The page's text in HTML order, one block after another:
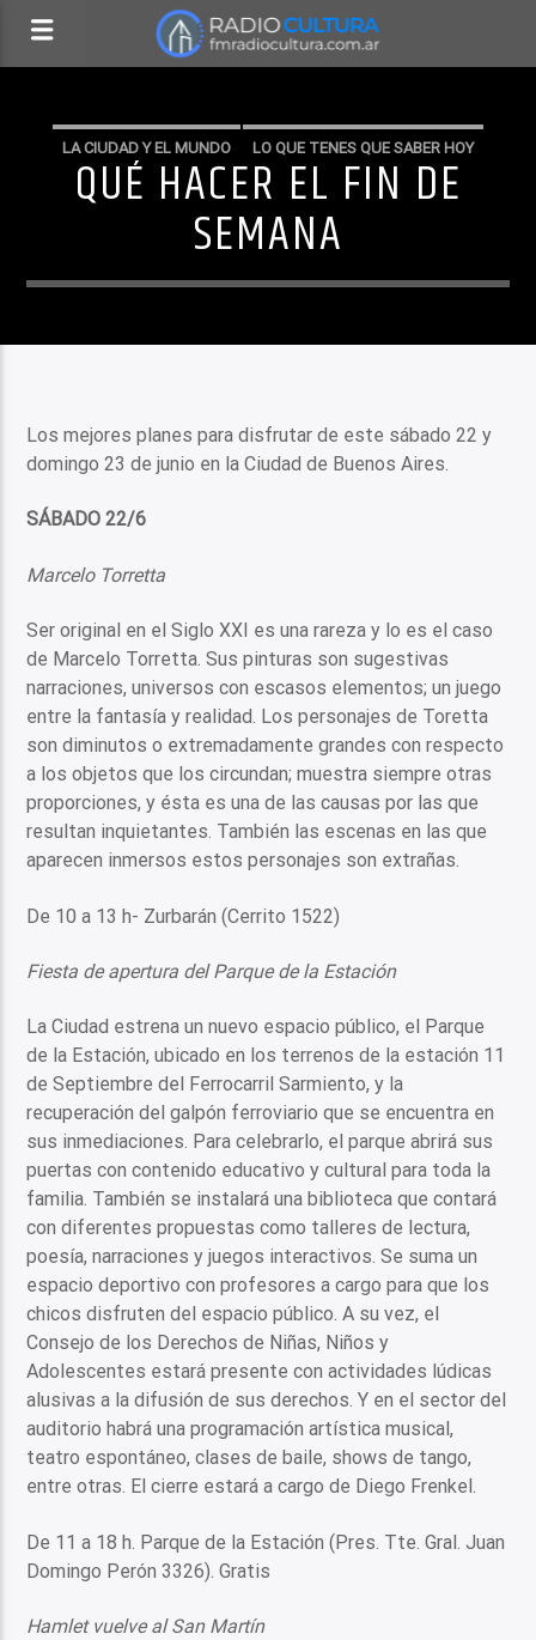
LA CIUDAD Y EL MUNDO LO QUE TENES QUE SABER HOY
QUÉ HACER EL FIN DE
SEMANA
Los mejores planes para disfrutar de este sábado 22 y
domingo 23 de junio en la Ciudad de Buenos Aires.
SÁBADO 22/6
Marcelo Torretta
Ser original en el Siglo XXI es una rareza y lo es el caso
de Marcelo Torretta. Sus pinturas son sugestivas
narraciones, universos con escasos elementos; un juego
entre la fantasía y realidad. Los personajes de Toretta
son diminutos o extremadamente grandes con respecto
a los objetos que los circundan; muestra siempre otras
proporciones, y ésta es una de las causas por las que
resultan inquietantes. También las escenas en las que
aparecen inmersos estos personajes son extrañas.
De 10 a 13 h- Zurbarán (Cerrito 1522)
Fiesta de apertura del Parque de la Estación
La Ciudad estrena un nuevo espacio público, el Parque
de la Estación, ubicado en los terrenos de la estación 11
de Septiembre del Ferrocarril Sarmiento, y la
recuperación del galpón ferroviario que se encuentra en
sus inmediaciones. Para celebrarlo, el parque abrirá sus
puertas con contenido educativo y cultural para toda la
familia. También se instalará una biblioteca que contará
con diferentes propuestas como talleres de lectura,
poesía, narraciones y juegos interactivos. Se suma un
espacio deportivo con profesores a cargo para que los
chicos disfruten del espacio público. A su vez, el
Consejo de los Derechos de Niñas, Niños y
Adolescentes estará presente con actividades lúdicas
alusivas a la difusión de sus derechos. Y en el sector del
auditorio habrá una programación artística musical,
teatro espontáneo, clases de baile, shows de tango,
entre otras. El cierre estará a cargo de Diego Frenkel.
De 11 a 18 h. Parque de la Estación (Pres. Tte. Gral. Juan
Domingo Perón 3326). Gratis
Hamlet vuelve al San Martín